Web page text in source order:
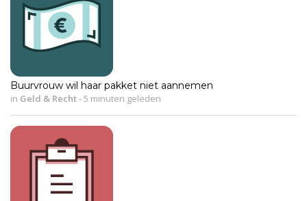
Buurvrouw wil haar pakket niet aannemen
in Geld & Recht-5 minuten geleden